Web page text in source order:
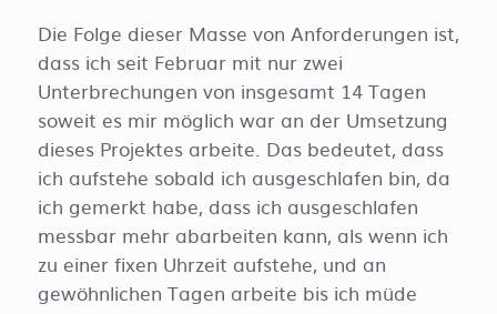
Die Folge dieser Masse von Anforderungen ist,
dass ich seit Februar mit nur zwei
Unterbrechungen von insgesamt 14 Tagen
soweit es mir möglich war an der Umsetzung
dieses Projektes arbeite. Das bedeutet, dass
ich aufstehe sobald ich ausgeschlafen bin, da
ich gemerkt habe, dass ich ausgeschlafen
messbar mehr abarbeiten kann, als wenn ich
zu einer fixen Uhrzeit aufstehe, und an
gewöhnlichen Tagen arbeite bis ich müde